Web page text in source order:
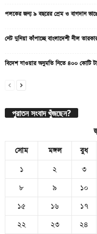
পলকের জন্য ৯ বছরের প্রেম ও বাগদান
নেট দুনিয়া কাঁপাচ্ছে বাংলাদেশী নীল
বিদেশ যাওয়ার অনুমতি নিতে ৪০০ কোটি
পুরাতন সংবাদ খুঁজছেন?
সোম
মঙ্গল বুধ
১
২ ৩
৮
৯ ১০
১৫
১৬ ১৭
২২
২৩ ২৪